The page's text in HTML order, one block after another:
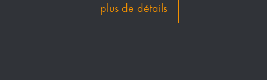
plus de détails